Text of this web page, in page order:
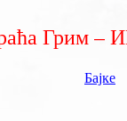
Грим
Бајке